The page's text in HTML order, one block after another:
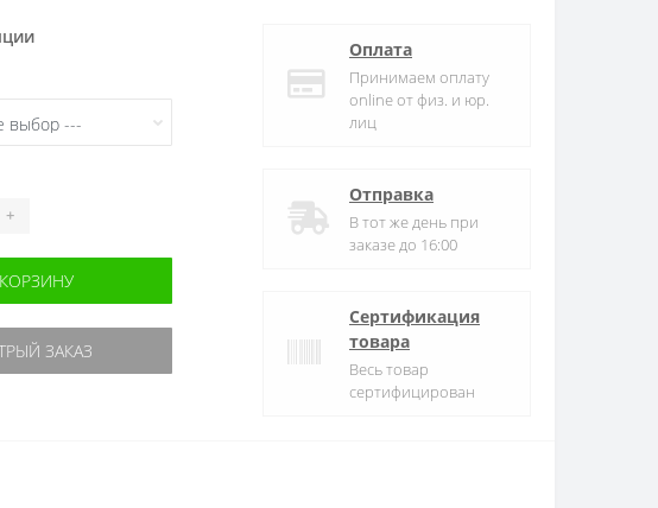
+
ЗАКАЗ
Оплата
Принимаем оплату
online от физ. и юр.
лиц
Отправка
В тот же день при
заказе до 16:00
Сертификация
товара
Весь товар
сертифицирован